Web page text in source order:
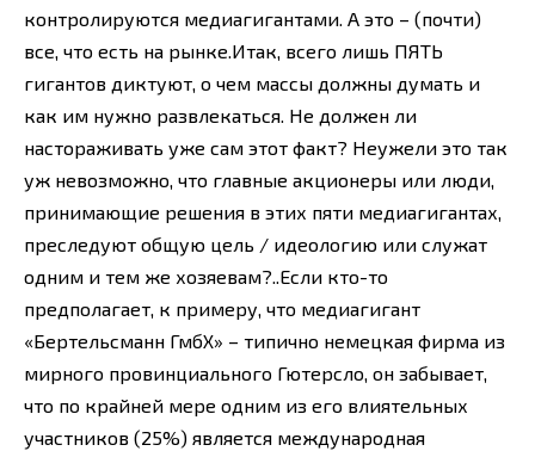
контролируются медиагигантами. А это – (почти)
все, что есть на рынке.Итак, всего лишь ПЯТЬ
гигантов диктуют, о чем массы должны думать и
как им нужно развлекаться. Не должен ли
настораживать уже сам этот факт? Неужели это так
уж невозможно, что главные акционеры или люди,
принимающие решения в этих пяти медиагигантах,
преследуют общую цель / идеологию или служат
одним и тем же хозяевам?..Если кто-то
предполагает, к примеру, что медиагигант
«Бертельсманн ГмбХ» – типично немецкая фирма из
мирного провинциального Гютерсло, он забывает,
что по крайней мере одним из его влиятельных
участников (25%) является международная